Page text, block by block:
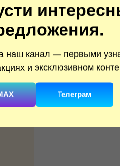
наш канал — первыми
и эксклюзивном
Телеграм